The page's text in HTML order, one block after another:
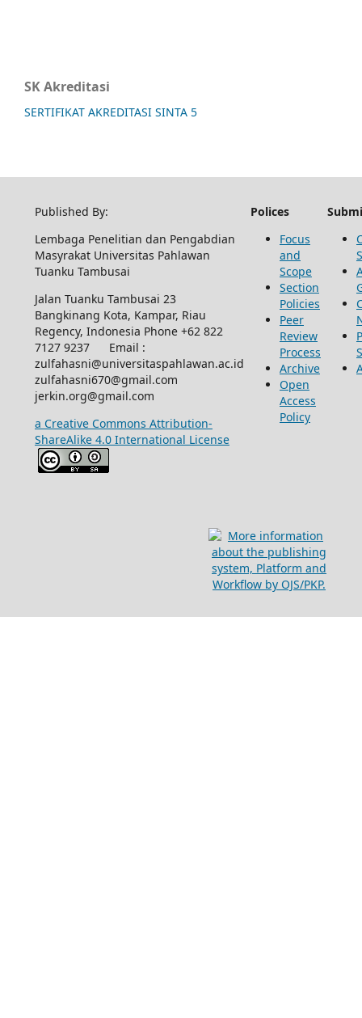
SK Akreditasi
SERTIFIKAT AKREDITASI SINTA 5
Published By:
Lembaga Penelitian dan Pengabdian
Masyrakat Universitas Pahlawan
Tuanku Tambusai
Jalan Tuanku Tambusai 23
Bangkinang Kota, Kampar, Riau
Regency, Indonesia Phone +62 822
7127 9237 Email :
zulfahasni@universitaspahlawan.ac.id
zulfahasni670@gmail.com
jerkin.org@gmail.com
a Creative Commons Attribution-
ShareAlike 4.0 International License
Polices
Focus
and
Scope
Section
Policies
Peer
Review
Process
Archive
Open
Access
Policy